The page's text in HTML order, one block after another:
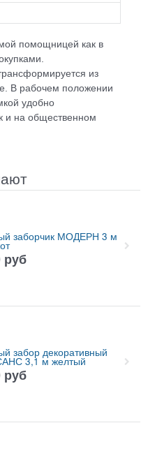
помощницей как в
из
В рабочем положении
удобно
и на общественном
заборчик МОДЕРН 3 м
руб
забор декоративный
3,1 м желтый
руб